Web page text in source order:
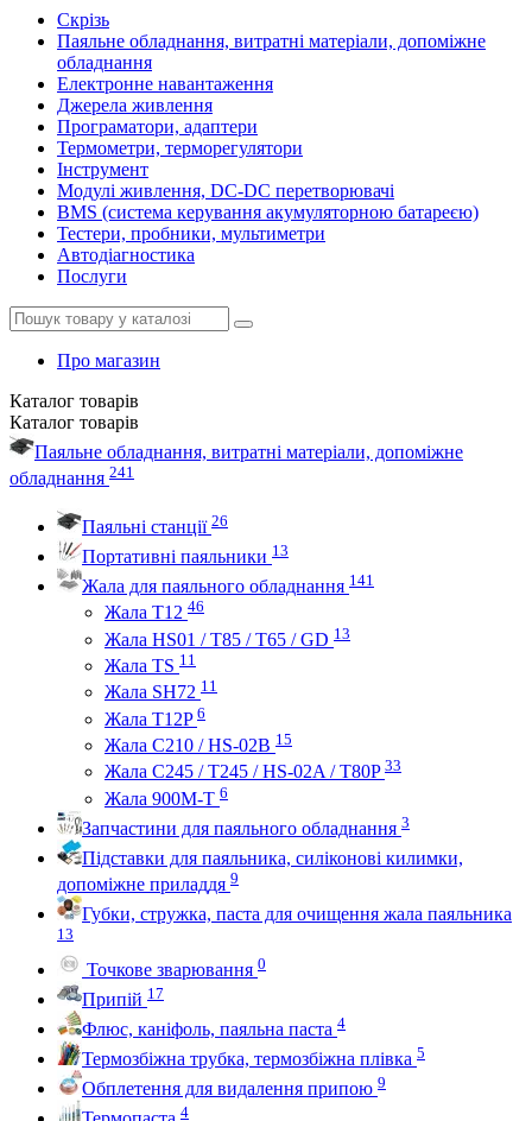
Скрізь
Паяльне обладнання, витратні матеріали, допоміжне
обладнання
Електронне навантаження
Джерела живлення
Програматори, адаптери
Термометри, терморегулятори
Інструмент
Модулі живлення, DC-DC перетворювачі
BMS (система керування акумуляторною батареєю)
Тестери, пробники, мультиметри
Автодіагностика
Послуги
Про магазин
Каталог товарів
Каталог товарів
Паяльне обладнання, витратні матеріали, допоміжне
обладнання 241
Паяльні станції 26
Портативні паяльники 13
Жала для паяльного обладнання 141
Жала Т12 46
Жала HS01 / T85 / T65 / GD 13
Жала TS 11
Жала SH72 11
Жала T12P 6
Жала C210 / HS-02B 15
Жала C245 / T245 / HS-02A / T80P 33
Жала 900M-T 6
Запчастини для паяльного обладнання 3
Підставки для паяльника, силіконові килимки,
допоміжне приладдя 9
Губки, стружка, паста для очищення жала паяльника
13
Точкове зварювання 0
Припій 17
Флюс, каніфоль, паяльна паста 4
Термозбіжна трубка, термозбіжна плівка 5
Обплетення для видалення припою 9
4